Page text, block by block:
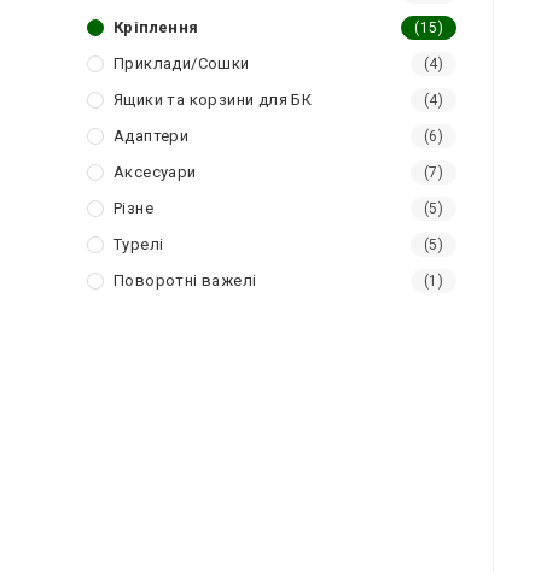
Кріплення (15)
Приклади/Сошки (4)
Ящики та корзини для БК (4)
Адаптери (6)
Аксесуари (7)
Різне (5)
Турелі (5)
Поворотні важелі (1)